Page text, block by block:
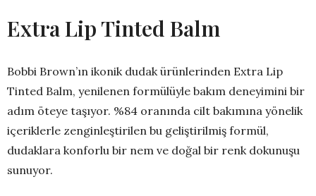
Extra Lip Tinted Balm
Bobbi Brown’ın ikonik dudak ürünlerinden Extra Lip
Tinted Balm, yenilenen formülüyle bakım deneyimini bir
adım öteye taşıyor. %84 oranında cilt bakımına yönelik
içeriklerle zenginleştirilen bu geliştirilmiş formül,
dudaklara konforlu bir nem ve doğal bir renk dokunuşu
sunuyor.